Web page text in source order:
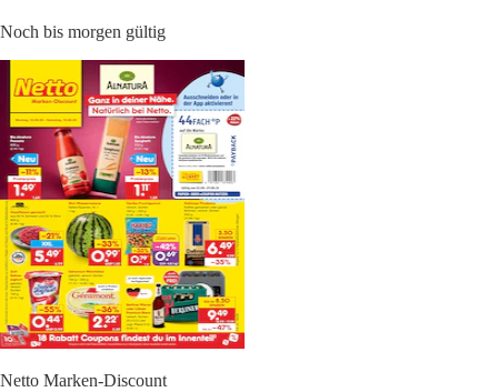
Noch bis morgen gültig
Netto Marken-Discount